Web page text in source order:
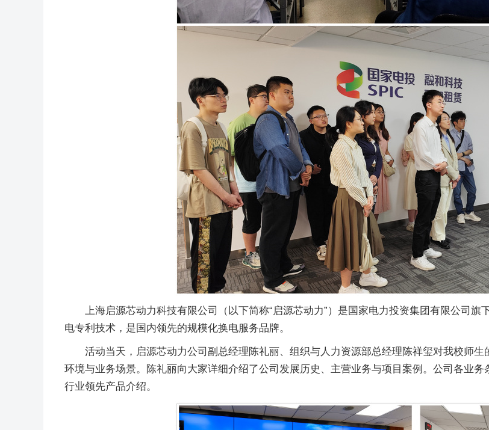
上海启源芯动力科技有限公司（以下简称“启源芯动力”）是国家电力投资集团有限公司旗
电专利技术，是国内领先的规模化换电服务品牌。
活动当天，启源芯动力公司副总经理陈礼丽、组织与人力资源部总经理陈祥玺对我校师
环境与业务场景。陈礼丽向大家详细介绍了公司发展历史、主营业务与项目案例。公司各业
行业领先产品介绍。